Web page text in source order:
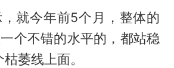
就今年前5个月，整体的
个不错的水平的，都站稳
萎线上面。